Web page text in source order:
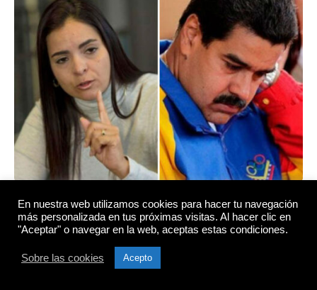
Caracas. – Para la directora del Casla Institute, la
abogada Tamara Suju, luego de lo expuesto sobre
Nicolás Maduro en el informe del fiscal de la CPI,
Karim Khan, no se explica como puede participar en
unas elecciones, y menos, como hay quienes
En nuestra web utilizamos cookies para hacer tu navegación
más personalizada en tus próximas visitas. Al hacer clic en
"Aceptar" o navegar en la web, aceptas estas condiciones.
Sobre las cookies Acepto